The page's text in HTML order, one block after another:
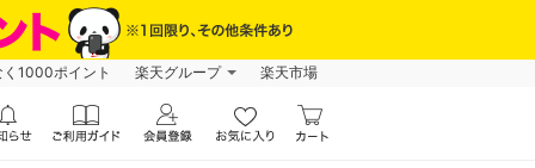
1000ポイント 楽天グループ 楽天市場